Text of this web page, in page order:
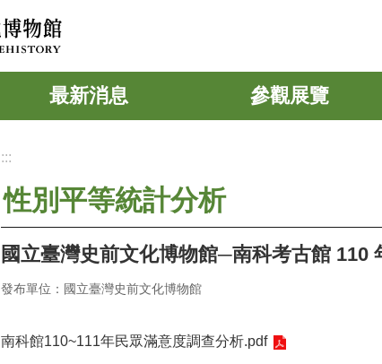
最新消息 參觀展覽
:::
性別平等統計分析
國立臺灣史前文化博物館─南科考古館 110
發布單位：國立臺灣史前文化博物館
南科館110~111年民眾滿意度調查分析.pdf